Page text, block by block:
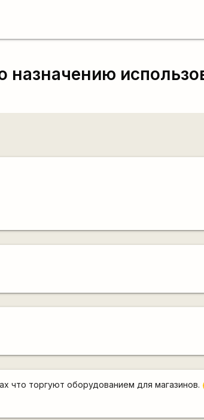
что торгуют оборудованием для магазинов.